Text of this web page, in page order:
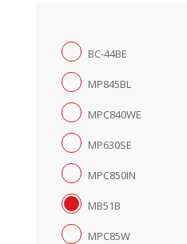
BC-44BE
MP845BL
MPC840WE
MP630SE
MPC850IN
MB51B
MPC85W